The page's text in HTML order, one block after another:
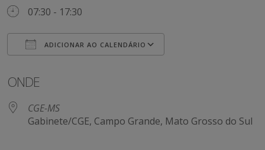
07:30 - 17:30
ADICIONAR AO CALENDÁRIO
ONDE
CGE-MS
Gabinete/CGE, Campo Grande, Mato Grosso do Sul